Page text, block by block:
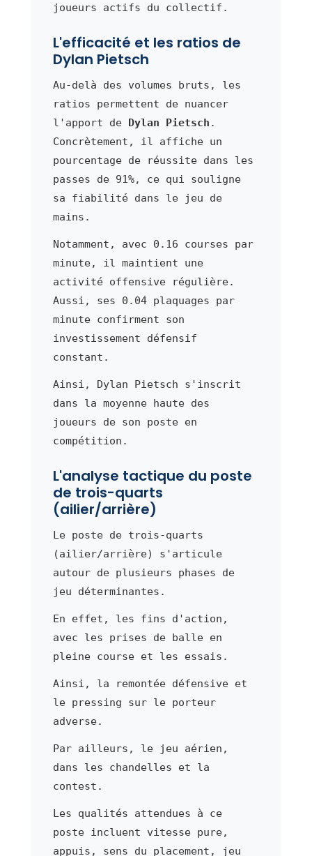
joueurs actifs du collectif.
L'efficacité et les ratios de
Dylan Pietsch
Au-delà des volumes bruts, les
ratios permettent de nuancer
l'apport de Dylan Pietsch .
Concrètement, il affiche un
pourcentage de réussite dans les
passes de 91%, ce qui souligne
sa fiabilité dans le jeu de
mains.
Notamment, avec 0.16 courses par
minute, il maintient une
activité offensive régulière.
Aussi, ses 0.04 plaquages par
minute confirment son
investissement défensif
constant.
Ainsi, Dylan Pietsch s'inscrit
dans la moyenne haute des
joueurs de son poste en
compétition.
L'analyse tactique du poste
de trois-quarts
(ailier/arrière)
Le poste de trois-quarts
(ailier/arrière) s'articule
autour de plusieurs phases de
jeu déterminantes.
En effet, les fins d'action,
avec les prises de balle en
pleine course et les essais.
Ainsi, la remontée défensive et
le pressing sur le porteur
adverse.
Par ailleurs, le jeu aérien,
dans les chandelles et la
contest.
Les qualités attendues à ce
poste incluent vitesse pure,
appuis, sens du placement, jeu